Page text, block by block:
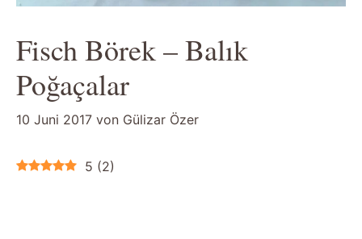
Fisch Börek – Balık
Poğaçalar
10 Juni 2017 von Gülizar Özer
5 (2)